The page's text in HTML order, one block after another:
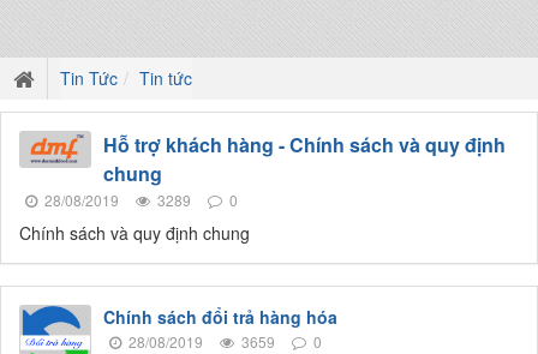
Tin Tức Tin tức
Hỗ trợ khách hàng - Chính sách và quy định
chung
28/08/2019 3289 0
Chính sách và quy định chung
Chính sách đổi trả hàng hóa
28/08/2019 3659 0